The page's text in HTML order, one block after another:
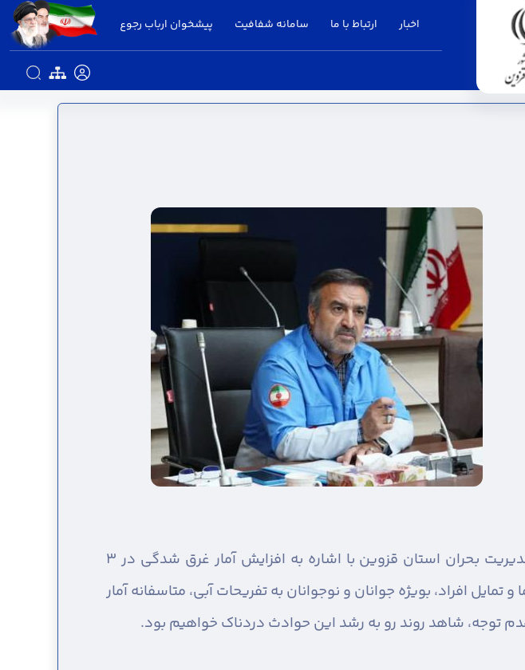
اخبار ارتباط با ما سامانه شفافیت پیشخوان ارباب رجوع
قدرت اله مهدیخانی، مدیر کل مدیریت بحران استان قزوین با اشاره به افزایش آمار غرق شدگی در ۳
افراد، بویژه جوانان و نوجوانان به تفریحات آبی، متاسفانه آمار
شاهد روند رو به رشد این حوادث دردناک خواهیم بود.